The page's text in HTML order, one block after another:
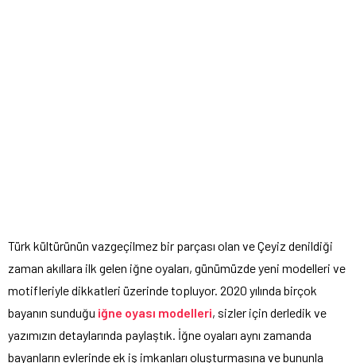
Türk kültürünün vazgeçilmez bir parçası olan ve Çeyiz denildiği
zaman akıllara ilk gelen iğne oyaları, günümüzde yeni modelleri ve
motifleriyle dikkatleri üzerinde topluyor. 2020 yılında birçok
bayanın sunduğu iğne oyası modelleri, sizler için derledik ve
yazımızın detaylarında paylaştık. İğne oyaları aynı zamanda
bayanların evlerinde ek iş imkanları oluşturmasına ve bununla